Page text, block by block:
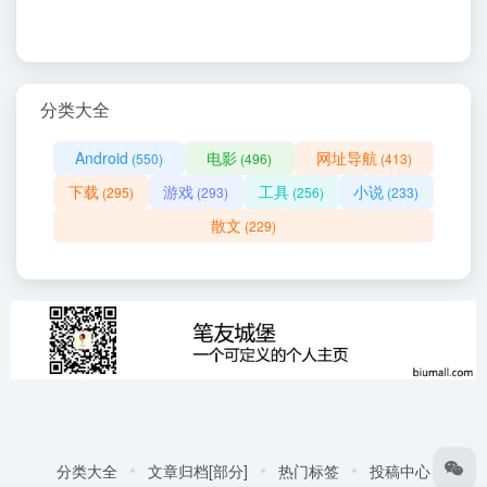
分类大全
Android (550) 电影 (496) 网址导航 (413)
下载 (295) 游戏 (293) 工具(256) 小说 (233)
散文 (229)
分类大全 文章归档[部分] 热门标签 投稿中心